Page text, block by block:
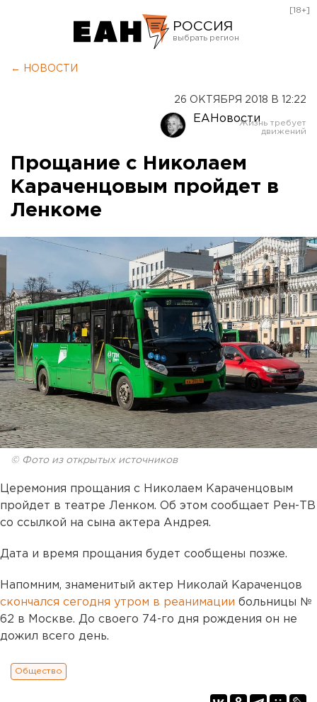
РОССИЯ
Оренбург
[18+]
← НОВОСТИ
26 ОКТЯБРЯ 2018 В 12:22
ЕАНовости
Прощание с Николаем
Караченцовым пройдет в
Ленкоме
© Фото из открытых источников
Церемония прощания с Николаем Караченцовым
пройдет в театре Ленком. Об этом сообщает Рен-ТВ
со ссылкой на сына актера Андрея.
Дата и время прощания будет сообщены позже.
Напомним, знаменитый актер Николай Караченцов
скончался сегодня утром в реанимации больницы №
62 в Москве. До своего 74-го дня рождения он не
дожил всего день.
Общество